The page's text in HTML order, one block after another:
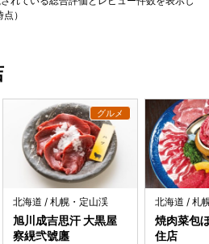
心のお味はもちろん
）
北海道 / 札幌・定山渓
旭川成吉思汗 大黒屋
察縨弐號廛
北海道 / 札
焼肉菜包
住店